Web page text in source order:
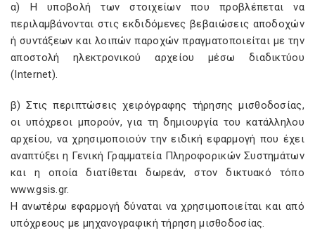
α) Η υποβολή των στοιχείων που προβλέπεται να
περιλαμβάνονται στις εκδιδόμενες βεβαιώσεις αποδοχών
ή συντάξεων και λοιπών παροχών πραγματοποιείται με την
αποστολή ηλεκτρονικού αρχείου μέσω διαδικτύου
(Internet).
β) Στις περιπτώσεις χειρόγραφης τήρησης μισθοδοσίας,
οι υπόχρεοι μπορούν, για τη δημιουργία του κατάλληλου
αρχείου, να χρησιμοποιούν την ειδική εφαρμογή που έχει
αναπτύξει η Γενική Γραμματεία Πληροφορικών Συστημάτων
και η οποία διατίθεται δωρεάν, στον δικτυακό τόπο
www.gsis.gr.
Η ανωτέρω εφαρμογή δύναται να χρησιμοποιείται και από
υπόχρεους με μηχανογραφική τήρηση μισθοδοσίας.